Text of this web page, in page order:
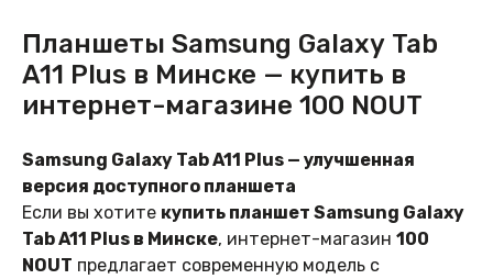
Планшеты Samsung Galaxy Tab
A11 Plus в Минске — купить в
интернет-магазине 100 NOUT
Samsung Galaxy Tab A11 Plus — улучшенная
версия доступного планшета
Если вы хотите купить планшет Samsung Galaxy
Tab A11 Plus в Минске, интернет-магазин 100
NOUT предлагает современную модель с